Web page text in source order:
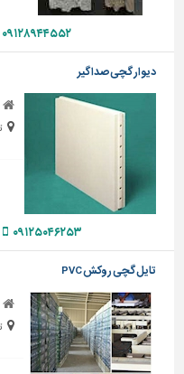
و
سرویس
بهداشتی
ابزار،یراق
و
ماشین
آلات
برقی،روشنایی،ایمنی
سازی
و
نما
ساخت
و
ساز
۰۹۱۲۸۹۴۴۵۵۲
دیوار گچی صداگیر
۰۹۱۲۵۰۴۶۲۵۳
تایل گچی روکش PVC